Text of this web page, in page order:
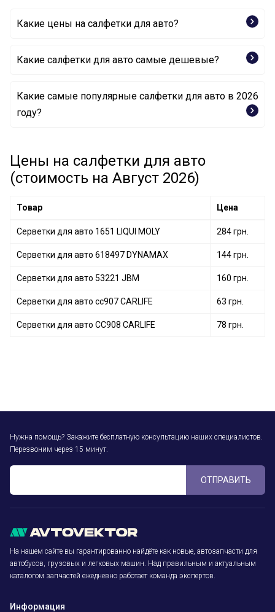
Какие цены на салфетки для авто?
Какие салфетки для авто самые дешевые?
Серветки для авто K420 K2
Какие самые популярные салфетки для авто в 2026
году?
Цены на салфетки для авто
(стоимость на Август 2026)
Товар Цена
Серветки для авто 1651 LIQUI MOLY 284 грн.
Серветки для авто 618497 DYNAMAX 144 грн.
Серветки для авто 53221 JBM 160 грн.
Серветки для авто cc907 CARLIFE 63 грн.
Серветки для авто CC908 CARLIFE 78 грн.
Нужна помощь? Закажите бесплатную консультацию наших специалистов.
Перезвоним через 15 минут.
ОТПРАВИТЬ
На нашем сайте вы гарантированно найдёте как новые, автозапчасти для
автобусов, грузовых и легковых машин. Над правильным и актуальным
каталогом запчастей ежедневно работает команда экспертов.
Информация